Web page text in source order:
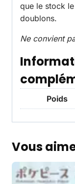
que le stock
doublons.
Ne convient
Poids
Vous